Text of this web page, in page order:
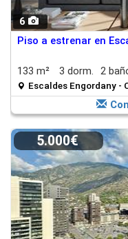
6
Piso a estrenar en
133 m² 3 dorm. 2
Escaldes Engordany -
5.000€